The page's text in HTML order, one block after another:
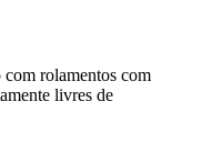
rolamentos com
livres de